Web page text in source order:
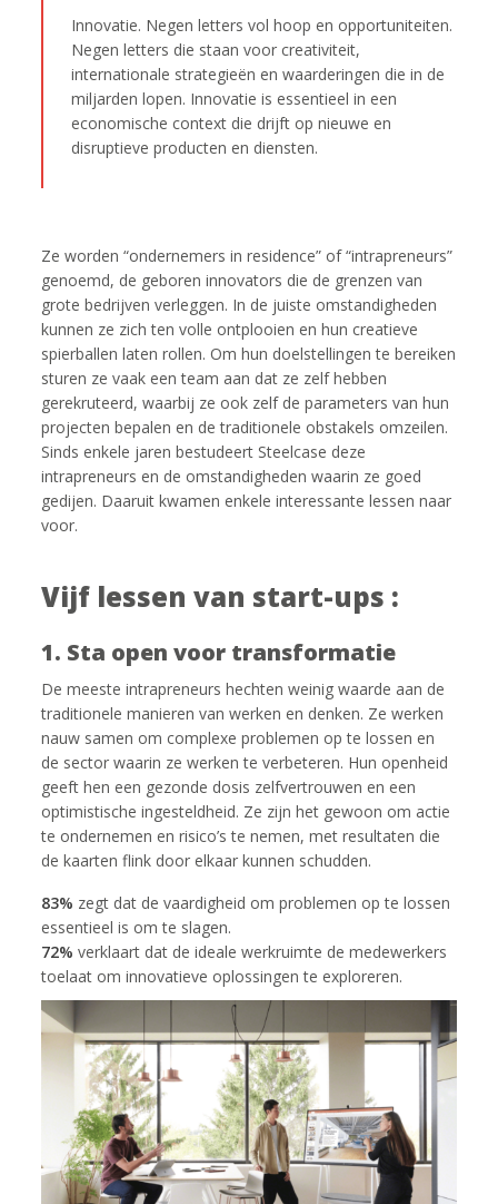
Innovatie. Negen letters vol hoop en opportuniteiten.
Negen letters die staan voor creativiteit,
internationale strategieën en waarderingen die in de
miljarden lopen. Innovatie is essentieel in een
economische context die drijft op nieuwe en
disruptieve producten en diensten.
Ze worden “ondernemers in residence” of “intrapreneurs”
genoemd, de geboren innovators die de grenzen van
grote bedrijven verleggen. In de juiste omstandigheden
kunnen ze zich ten volle ontplooien en hun creatieve
spierballen laten rollen. Om hun doelstellingen te bereiken
sturen ze vaak een team aan dat ze zelf hebben
gerekruteerd, waarbij ze ook zelf de parameters van hun
projecten bepalen en de traditionele obstakels omzeilen.
Sinds enkele jaren bestudeert Steelcase deze
intrapreneurs en de omstandigheden waarin ze goed
gedijen. Daaruit kwamen enkele interessante lessen naar
voor.
Vijf lessen van start-ups :
1. Sta open voor transformatie
De meeste intrapreneurs hechten weinig waarde aan de
traditionele manieren van werken en denken. Ze werken
nauw samen om complexe problemen op te lossen en
de sector waarin ze werken te verbeteren. Hun openheid
geeft hen een gezonde dosis zelfvertrouwen en een
optimistische ingesteldheid. Ze zijn het gewoon om actie
te ondernemen en risico’s te nemen, met resultaten die
de kaarten flink door elkaar kunnen schudden.
83% zegt dat de vaardigheid om problemen op te lossen
essentieel is om te slagen.
72% verklaart dat de ideale werkruimte de medewerkers
toelaat om innovatieve oplossingen te exploreren.